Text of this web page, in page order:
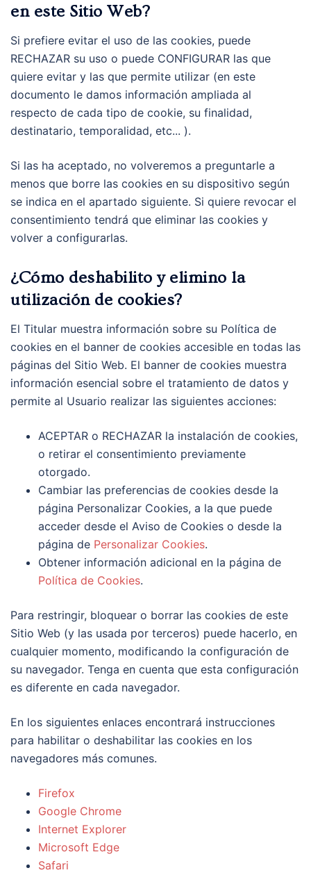
en este Sitio Web?
Si prefiere evitar el uso de las cookies, puede
RECHAZAR su uso o puede CONFIGURAR las que
quiere evitar y las que permite utilizar (en este
documento le damos información ampliada al
respecto de cada tipo de cookie, su finalidad,
destinatario, temporalidad, etc... ).
Si las ha aceptado, no volveremos a preguntarle a
menos que borre las cookies en su dispositivo según
se indica en el apartado siguiente. Si quiere revocar el
consentimiento tendrá que eliminar las cookies y
volver a configurarlas.
¿Cómo deshabilito y elimino la
utilización de cookies?
El Titular muestra información sobre su Política de
cookies en el banner de cookies accesible en todas las
páginas del Sitio Web. El banner de cookies muestra
información esencial sobre el tratamiento de datos y
permite al Usuario realizar las siguientes acciones:
ACEPTAR o RECHAZAR la instalación de cookies,
o retirar el consentimiento previamente
otorgado.
Cambiar las preferencias de cookies desde la
página Personalizar Cookies, a la que puede
acceder desde el Aviso de Cookies o desde la
página de Personalizar Cookies.
Obtener información adicional en la página de
Política de Cookies.
Para restringir, bloquear o borrar las cookies de este
Sitio Web (y las usada por terceros) puede hacerlo, en
cualquier momento, modificando la configuración de
su navegador. Tenga en cuenta que esta configuración
es diferente en cada navegador.
En los siguientes enlaces encontrará instrucciones
para habilitar o deshabilitar las cookies en los
navegadores más comunes.
Firefox
Google Chrome
Internet Explorer
Microsoft Edge
Safari